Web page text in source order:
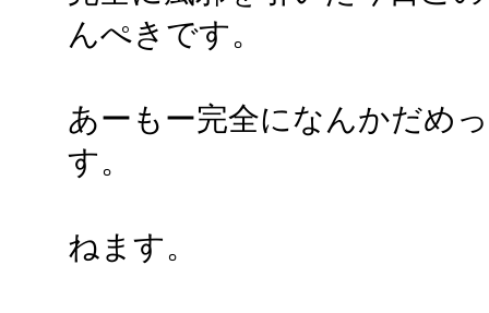
んぺきです。
あーもー完全になんかだめ
す。
ねます。